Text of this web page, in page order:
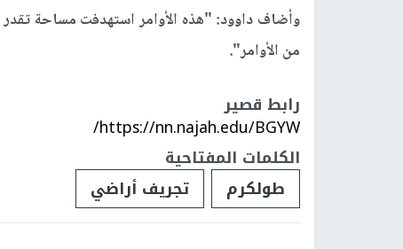
من الأوامر".
رابط قصير
https://nn.najah.edu/BGYW/
الكلمات المفتاحية
طولكرم
تجريف أراضي